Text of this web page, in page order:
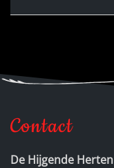
Contact
De Hijgende Herten